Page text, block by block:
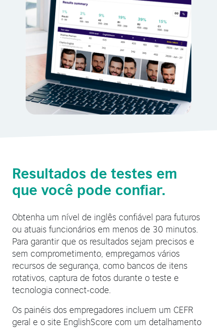
Resultados de testes em
que você pode confiar.
Obtenha um nível de inglês confiável para futuros
ou atuais funcionários em menos de 30 minutos.
Para garantir que os resultados sejam precisos e
sem comprometimento, empregamos vários
recursos de segurança, como bancos de itens
rotativos, captura de fotos durante o teste e
tecnologia connect-code.
Os painéis dos empregadores incluem um CEFR
geral e o site EnglishScore com um detalhamento